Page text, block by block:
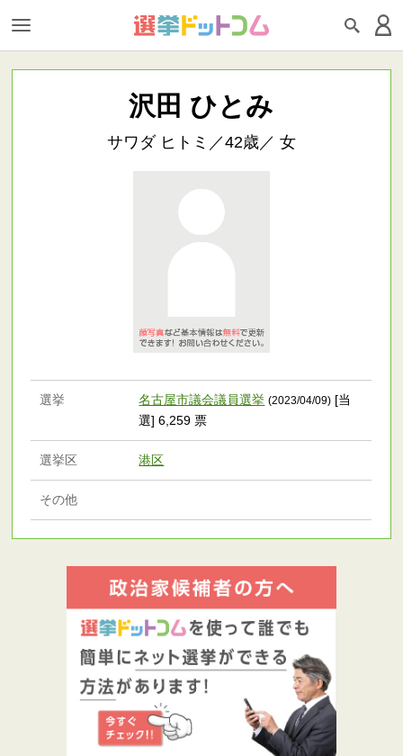
沢田 ひとみ
サワダ ヒトミ／42歳／ 女
選挙 名古屋市議会議員選挙 (2023/04/09) [当
選] 6,259 票
選挙区 港区
その他